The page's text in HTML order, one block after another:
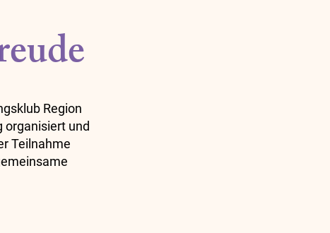
Region
organisiert und
Teilnahme